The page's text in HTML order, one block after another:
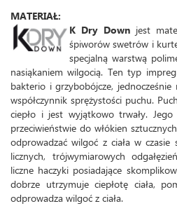
MATERIAŁ:
K Dry Down jest
śpiworów swetrów i
specjalną warstwą
nasiąkaniem wilgocią. Ten typ
bakterio i grzybobójcze,
współczynnik sprężystości puchu.
ciepło i jest wyjątkowo trwały.
przeciwieństwie do włókien
odprowadzać wilgoć z ciała w
licznych, trójwymiarowych
liczne haczyki posiadające
dobrze utrzymuje ciepłotę ciała,
odprowadza wilgoć z ciała.